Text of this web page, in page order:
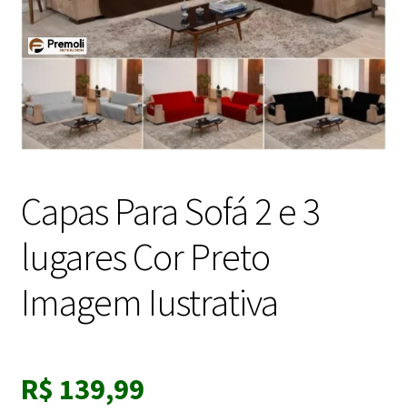
Capas Para Sofá 2 e 3
lugares Cor Preto
Imagem Iustrativa
R$ 139,99